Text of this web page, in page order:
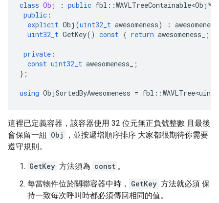
class Obj : public fbl ::WAVLTreeContainable<Obj *
public :
explicit Obj (uint32_t awesomeness) :
uint32_t GetKey() const { return awesomeness_ ;
private :
const uint32_t awesomeness_
;
};
using ObjSortedByAwesomeness = fbl ::
這裡已定義容器，該容器使用 32 位元無正負號整數 且最後
會保留一組 Obj
，並按遞增順序排序 大家都很期待你需要
遵守規則。
GetKey 方法須為 const 。
每當物件位於關聯容器中時，
GetKey 方法就必須 保
持一致每次呼叫時都必須傳回相同的值。